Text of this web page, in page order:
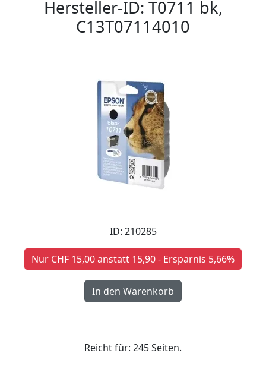
Hersteller-ID: T0711 bk,
C13T07114010
ID: 210285
Nur CHF 15,00 anstatt 15,90 - Ersparnis 5,66%
Reicht für: 245 Seiten.